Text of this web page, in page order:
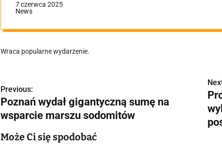
7 czerwca 2025
News
Wraca popularne wydarzenie.
N
a
w
i
Previous:
Poznań wydał gigantyczną sumę na
wsparcie marszu sodomitów
Może Ci się spodobać